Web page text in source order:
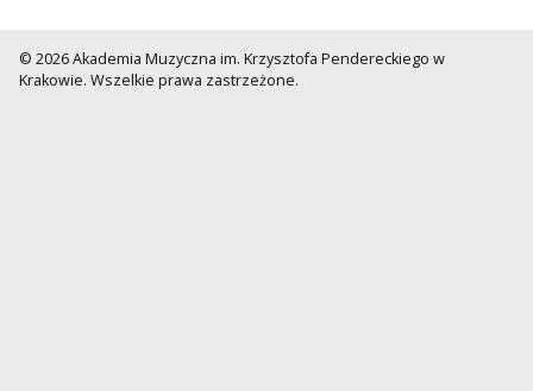
© 2026 Akademia Muzyczna im. Krzysztofa Pendereckiego w
Krakowie. Wszelkie prawa zastrzeżone.